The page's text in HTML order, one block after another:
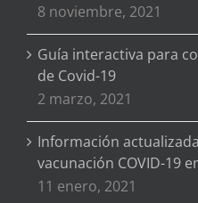
8 noviembre, 2021
Guía interactiva para
de Covid-19
2 marzo, 2021
Información
vacunación COVID-19
11 enero, 2021